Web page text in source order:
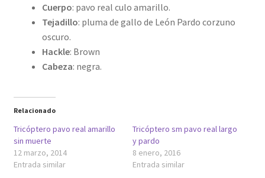
Cuerpo: pavo real culo amarillo.
Tejadillo: pluma de gallo de León Pardo corzuno
oscuro.
Hackle: Brown
Cabeza: negra.
Relacionado
Tricóptero pavo real amarillo
sin muerte
12 marzo, 2014
Entrada similar
Tricóptero sm pavo real largo
y pardo
8 enero, 2016
Entrada similar